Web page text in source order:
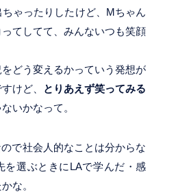
ゃったりしたけど、Mちゃん
てしてて、みんないつも笑顔
どう変えるかっていう発想が
けど、
とりあえず笑ってみる
いかなって。
で社会人的なことは分からな
を選ぶときにLAで学んだ・感
な。